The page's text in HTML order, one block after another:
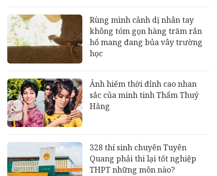
Rùng mình cảnh dị nhân tay
không tóm gọn hàng trăm rắn
hổ mang đang bủa vây trường
học
Ảnh hiếm thời đỉnh cao nhan
sắc của minh tinh Thẩm Thuý
Hằng
328 thí sinh chuyên Tuyên
Quang phải thi lại tốt nghiệp
THPT những môn nào?